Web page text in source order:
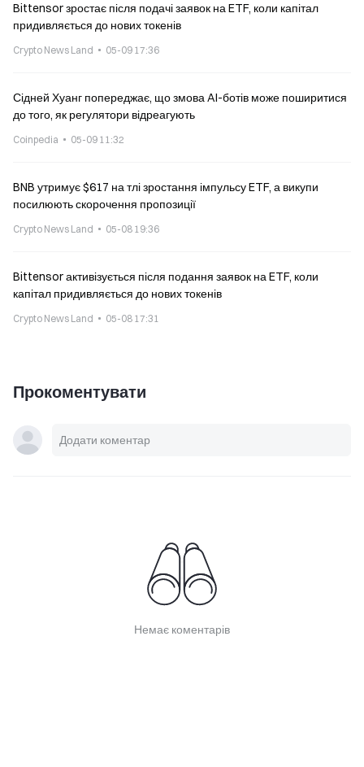
Bittensor зростає після подачі заявок на ETF, коли капітал
придивляється до нових токенів
Crypto News Land 05-09 17:36
Сідней Хуанг попереджає, що змова AI-ботів може поширитися
до того, як регулятори відреагують
Coinpedia 05-09 11:32
BNB утримує $617 на тлі зростання імпульсу ETF, а викупи
посилюють скорочення пропозиції
Crypto News Land 05-08 19:36
Bittensor активізується після подання заявок на ETF, коли
капітал придивляється до нових токенів
Crypto News Land 05-08 17:31
Прокоментувати
Немає коментарів